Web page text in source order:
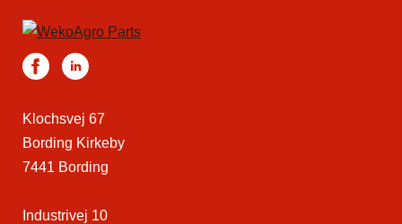
Klochsvej 67
Bording Kirkeby
7441 Bording
Industrivej 10